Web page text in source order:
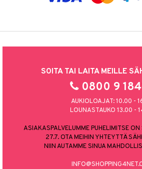
SOITA TAI LAITA MEILLE
0800 9
AUKIOLOAJAT: 10.00 -
LOUNASTAUKO 13.00 -
ASIAKASPALVELUMME PUHELIMITSE
27.7. OTA MEIHIN YHTEYTTÄ
NIIN AUTAMME SINUA